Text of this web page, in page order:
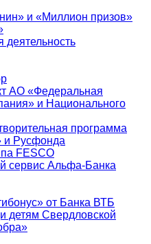
и «Миллион призов»
деятельность
АО «Федеральная
и Национального
программа
и Русфонда
FESCO
сервис Альфа-Банка
от Банка ВТБ
детям Свердловской